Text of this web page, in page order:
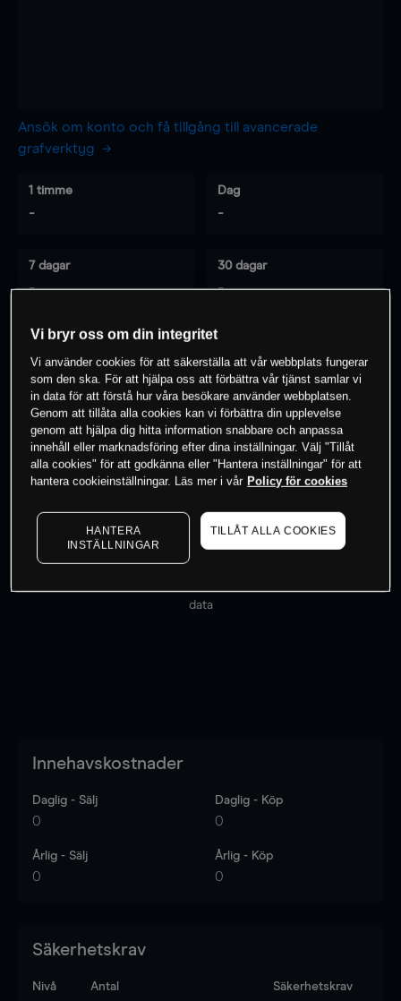
Ansök om konto och få tillgång till avancerade
grafverktyg
1 timme
-
Dag
-
7 dagar
-
30 dagar
-
0% av kunderna har enposition i detta
instrument
Börja handla
Priserna är endast vägledande.
data
Innehavskostnader
Daglig - Sälj
0
Daglig - Köp
0
Årlig - Sälj
0
Årlig - Köp
0
Säkerhetskrav
Nivå Antal Säkerhetskrav
Vi bryr oss om din integritet
Vi använder cookies för att säkerställa att vår webbplats fungerar
som den ska. För att hjälpa oss att förbättra vår tjänst samlar vi
in data för att förstå hur våra besökare använder webbplatsen.
Genom att tillåta alla cookies kan vi förbättra din upplevelse
genom att hjälpa dig hitta information snabbare och anpassa
innehåll eller marknadsföring efter dina inställningar. Välj "Tillåt
alla cookies" för att godkänna eller "Hantera inställningar" för att
hantera cookieinställningar. Läs mer i vår Policy för cookies
HANTERA
INSTÄLLNINGAR
TILLÅT ALLA COOKIES